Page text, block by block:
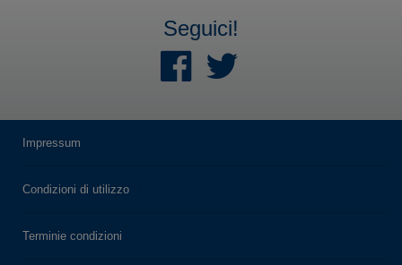
Seguici!
Impressum
Condizioni di utilizzo
Terminie condizioni